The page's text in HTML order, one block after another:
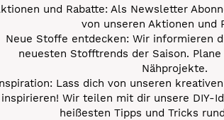
und Rabatte: Als Newsletter
von unseren Aktionen und
Neue Stoffe entdecken: Wir informieren
neuesten Stofftrends der Saison.
Nähprojekte.
Lass dich von unseren
inspirieren! Wir teilen mit dir unsere DIY-
heißesten Tipps und Tricks